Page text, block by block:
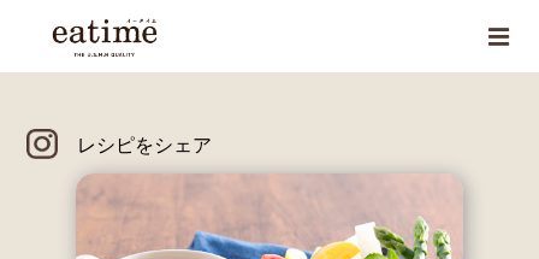
レシピをシェア